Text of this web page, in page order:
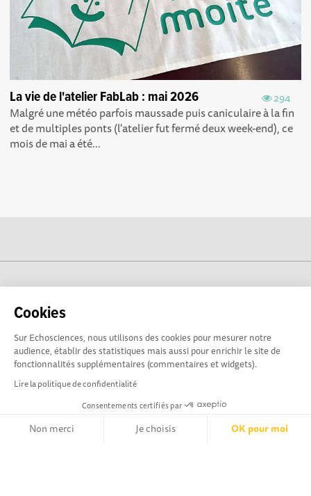
Cookies
Sur Echosciences, nous utilisons des cookies pour mesurer notre
audience, établir des statistiques mais aussi pour enrichir le site de
fonctionnalités supplémentaires (commentaires et widgets).
Lire la politique de confidentialité
Consentements certifiés par
Non merci Je choisis OK pour moi
294
La vie de l'atelier FabLab : mai 2026
Malgré une météo parfois maussade puis caniculaire à la fin
et de multiples ponts (l'atelier fut fermé deux week-end), ce
mois de mai a été...
cogito-normandie.fr est le portail des cultures scientifique et